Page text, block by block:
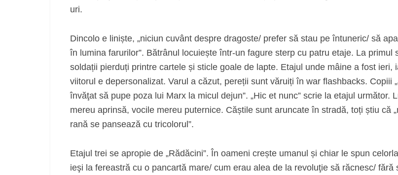
uri.
Dincolo e liniște, „niciun cuvânt despre dragoste/ prefer să stau pe întuneric/ să
în lumina farurilor”. Bătrânul locuiește într-un fagure sterp cu patru etaje. La primul
soldații pierduți printre cartele și sticle goale de lapte. Etajul unde mâine a fost ieri,
viitorul e depersonalizat. Varul a căzut, pereții sunt văruiți în war flashbacks. Copiii
învăţat să pupe poza lui Marx la micul dejun”. „Hic et nunc” scrie la etajul următor.
mereu aprinsă, vocile mereu puternice. Căștile sunt aruncate în stradă, toți știu că
rană se pansează cu tricolorul”.
Etajul trei se apropie de „Rădăcini”. În oameni crește umanul și chiar le spun
ieşi la fereastră cu o pancartă mare/ cum erau alea de la revoluţie să răcnesc/ fără